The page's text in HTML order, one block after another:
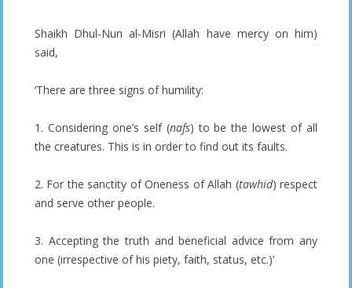
Shaikh Dhul-Nun al-Misri (Allah have mercy on him)
said,
‘There are three signs of humility:
1. Considering one’s self (nafs) to be the lowest of all
the creatures. This is in order to find out its faults.
2. For the sanctity of Oneness of Allah (tawhid) respect
and serve other people.
3. Accepting the truth and beneficial advice from any
one (irrespective of his piety, faith, status, etc.)’